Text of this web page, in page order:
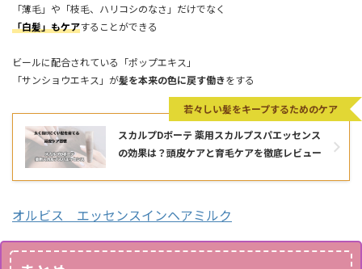
「薄毛」や「枝毛、ハリコシのなさ」だけでなく
「白髪」もケアすることができる
ビールに配合されている「ポップエキス」
「サンショウエキス」が髪を本来の色に戻す働きをする
スカルプDボーテ 薬用スカルプスパエッセンス
の効果は？頭皮ケアと育毛ケアを徹底レビュー
若々しい髪をキープするためのケア
オルビス エッセンスインヘアミルク